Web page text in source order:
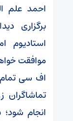
احمد علم
برگزاری
استادیوم
موافقت
اف سی تمام
تماشاگران
انجام شود؛